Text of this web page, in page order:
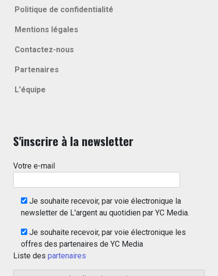
Politique de confidentialité
Mentions légales
Contactez-nous
Partenaires
L'équipe
S'inscrire à la newsletter
Votre e-mail
Je souhaite recevoir, par voie électronique la
newsletter de L'argent au quotidien par YC Media.
Je souhaite recevoir, par voie électronique les
offres des partenaires de YC Media
Liste des partenaires